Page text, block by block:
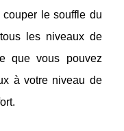
le souffle du
les niveaux de
que vous pouvez
à votre niveau de